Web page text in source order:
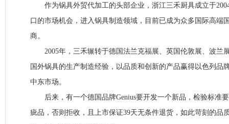
作为锅具外贸代加工的头部企业，浙江三禾厨具成立于
口的市场机会，进入锅具制造领域，目前已成为众多国际高端
商。
2005年，三禾辗转于德国法兰克福展、英国伦敦展、波兰
国外锅具的生产制造经验，以品质和创新的产品赢得以色列品
中东市场。
后来，有一个德国品牌Genius要开发一个新品，检验标准
疵品，否则拒收，且上市保证39天无条件退货，如此苛刻的品